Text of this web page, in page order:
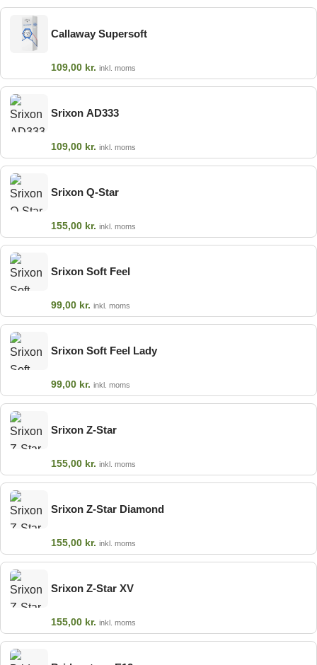
Callaway Supersoft
109,00 kr. inkl. moms
Srixon AD333
109,00 kr. inkl. moms
Srixon Q-Star
155,00 kr. inkl. moms
Srixon Soft Feel
99,00 kr. inkl. moms
Srixon Soft Feel Lady
99,00 kr. inkl. moms
Srixon Z-Star
155,00 kr. inkl. moms
Srixon Z-Star Diamond
155,00 kr. inkl. moms
Srixon Z-Star XV
155,00 kr. inkl. moms